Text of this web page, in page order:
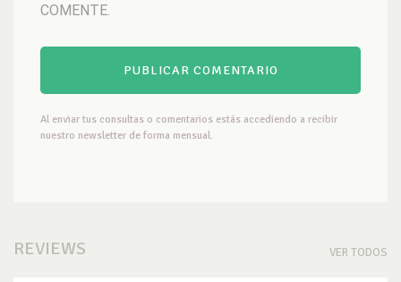
COMENTE.
Al enviar tus consultas o comentarios estás accediendo a recibir
nuestro newsletter de forma mensual.
REVIEWS VER TODOS